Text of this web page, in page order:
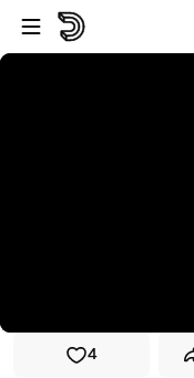
プレイヤーにスキップ
メインコンテンツにスキ
4